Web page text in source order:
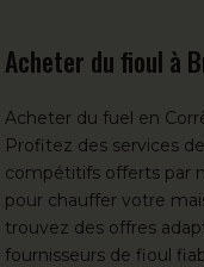
Acheter du fioul à
Acheter du fuel en
Profitez des services
compétitifs offerts par
pour chauffer votre
trouvez des offres
fournisseurs de fioul